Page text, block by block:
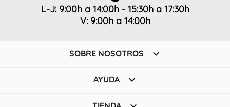
L-J: 9:00h a 14:00h - 15:30h a 17:30h
V: 9:00h a 14:00h
SOBRE NOSOTROS 
AYUDA 